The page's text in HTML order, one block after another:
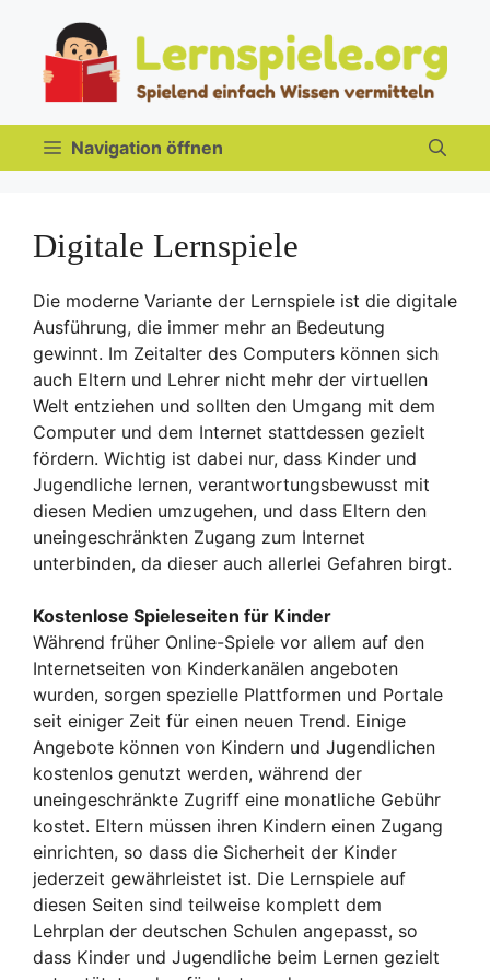
springen
Navigation öffnen
Digitale Lernspiele
Die moderne Variante der Lernspiele ist die digitale
Ausführung, die immer mehr an Bedeutung
gewinnt. Im Zeitalter des Computers können sich
auch Eltern und Lehrer nicht mehr der virtuellen
Welt entziehen und sollten den Umgang mit dem
Computer und dem Internet stattdessen gezielt
fördern. Wichtig ist dabei nur, dass Kinder und
Jugendliche lernen, verantwortungsbewusst mit
diesen Medien umzugehen, und dass Eltern den
uneingeschränkten Zugang zum Internet
unterbinden, da dieser auch allerlei Gefahren birgt.
Kostenlose Spieleseiten für Kinder
Während früher Online-Spiele vor allem auf den
Internetseiten von Kinderkanälen angeboten
wurden, sorgen spezielle Plattformen und Portale
seit einiger Zeit für einen neuen Trend. Einige
Angebote können von Kindern und Jugendlichen
kostenlos genutzt werden, während der
uneingeschränkte Zugriff eine monatliche Gebühr
kostet. Eltern müssen ihren Kindern einen Zugang
einrichten, so dass die Sicherheit der Kinder
jederzeit gewährleistet ist. Die Lernspiele auf
diesen Seiten sind teilweise komplett dem
Lehrplan der deutschen Schulen angepasst, so
dass Kinder und Jugendliche beim Lernen gezielt